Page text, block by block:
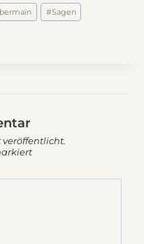
#Sagen
veröffentlicht.